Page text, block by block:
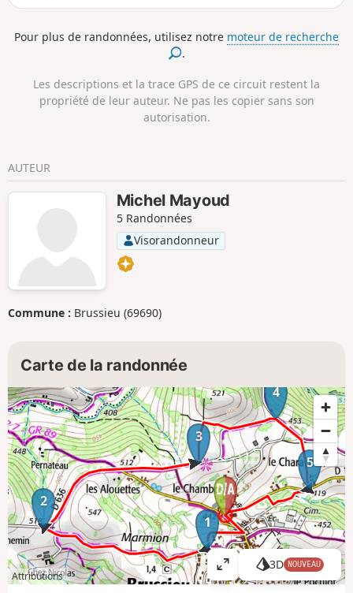
Pour plus de randonnées, utilisez notre moteur de recherche
.
Les descriptions et la trace GPS de ce circuit restent la
propriété de leur auteur. Ne pas les copier sans son
autorisation.
AUTEUR
Michel Mayoud
5 Randonnées
Visorandonneur
Commune : Brussieu (69690)
Carte de la randonnée
1
2
3
4
5
Attributions
A
ff
3D NOUVEAU